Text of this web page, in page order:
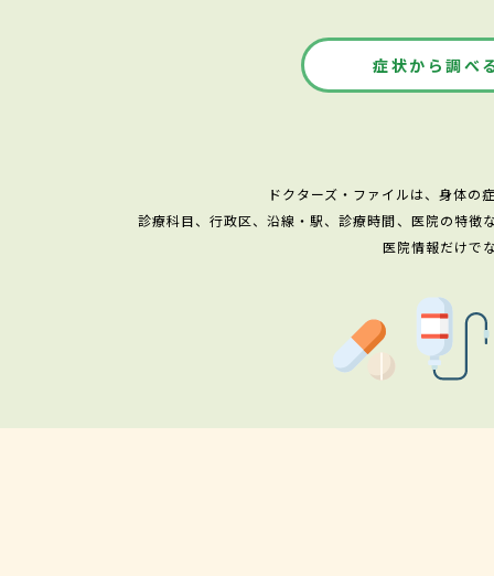
症状から調べ
ドクターズ・ファイルは、身体の
診療科目、行政区、沿線・駅、診療時間、医院の特徴
医院情報だけで